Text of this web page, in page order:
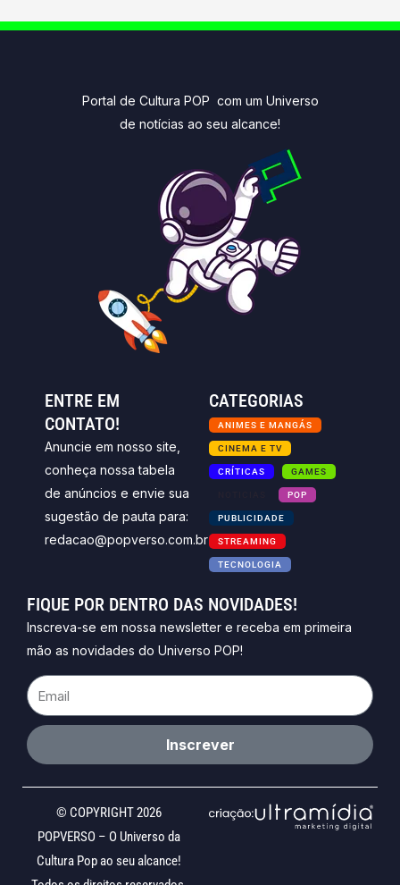
Portal de Cultura POP com um Universo
de notícias ao seu alcance!
ENTRE EM
CONTATO!
Anuncie em nosso site,
conheça nossa tabela
de anúncios e envie sua
sugestão de pauta para:
redacao@popverso.com.br
CATEGORIAS
ANIMES E MANGÁS
CINEMA E TV
CRÍTICAS GAMES
POP
PUBLICIDADE
STREAMING
TECNOLOGIA
FIQUE POR DENTRO DAS NOVIDADES!
Inscreva-se em nossa newsletter e receba em primeira
mão as novidades do Universo POP!
Email
Inscrever
© COPYRIGHT 2026
POPVERSO – O Universo da
Cultura Pop ao seu alcance!